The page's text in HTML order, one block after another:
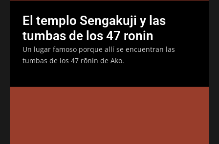
El templo Sengakuji y las
tumbas de los 47 ronin
Un lugar famoso porque allí se encuentran las
tumbas de los 47 rōnin de Ako.